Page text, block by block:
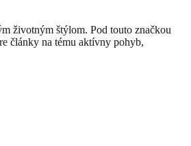
životným štýlom. Pod touto značkou
články na tému aktívny pohyb,